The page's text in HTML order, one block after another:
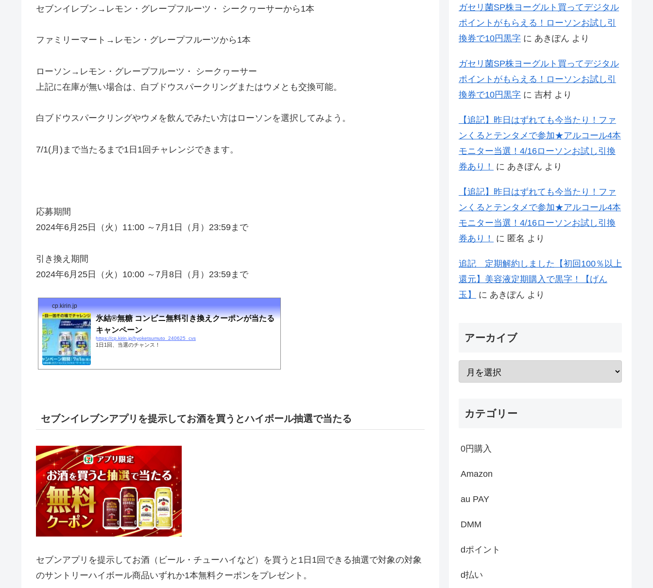
セブンイレブン →レモン・グレープフルーツ・ シークヮーサーから1本
ファミリーマート →レモン・グレープフルーツから1本
ローソン→レモン・グレープフルーツ・ シークヮーサー
上記に在庫が無い場合は、白ブドウスパークリングまたはウメとも交換可能。
白ブドウスパークリングやウメを飲んでみたい方はローソンを選択してみよう。
7/1(月)まで当たるまで1日1回チャレンジできます。
応募期間
2024年6月25日（火）11:00 ～7月1日（月）23:59まで
引き換え期間
2024年6月25日（火）10:00 ～7月8日（月）23:59まで
cp.kirin.jp
氷結®無糖 コンビニ無料引き換えクーポンが当たる
キャンペーン
https://cp.kirin.jp/hyoketsumuto_240625_cvs
1日1回、当選のチャンス！
セブンイレブンアプリを提示してお酒を買うとハイボール抽選で当たる
セブンアプリを提示してお酒（ビール・チューハイなど）を買うと1日1回できる抽選で対象の対象
のサントリーハイボール商品いずれか1本無料クーポンをプレゼント。
ガセリ菌SP株ヨーグルト買ってデジタル
ポイントがもらえる！ローソンお試し引
換券で10円黒字 に あきぽん より
ガセリ菌SP株ヨーグルト買ってデジタル
ポイントがもらえる！ローソンお試し引
換券で10円黒字 に 吉村 より
【追記】昨日はずれても今当たり！ファ
ンくるとテンタメで参加★アルコール4本
モニター当選！4/16ローソンお試し引換
券あり！
に あきぽん より
【追記】昨日はずれても今当たり！ファ
ンくるとテンタメで参加★アルコール4本
モニター当選！4/16ローソンお試し引換
券あり！
に 匿名 より
追記 定期解約しました【初回100％以上
還元】美容液定期購入で黒字！【げん
玉】
に あきぽん より
アーカイブ
カテゴリー
0円購入
Amazon
au PAY
DMM
dポイント
d払い